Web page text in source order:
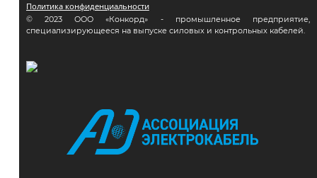
Политика конфиденциальности
© 2023 ООО «Конкорд» - промышленное предприятие,
специализирующееся на выпуске силовых и контрольных кабелей.